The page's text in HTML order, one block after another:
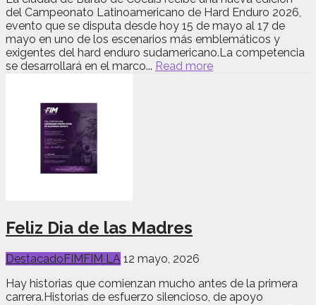
del Campeonato Latinoamericano de Hard Enduro 2026,
evento que se disputa desde hoy 15 de mayo al 17 de
mayo en uno de los escenarios más emblemáticos y
exigentes del hard enduro sudamericano.La competencia
se desarrollará en el marco... Read more
Feliz Dia de las Madres
DestacadoFIMFIM LA 12 mayo, 2026
Hay historias que comienzan mucho antes de la primera
carrera.Historias de esfuerzo silencioso, de apoyo